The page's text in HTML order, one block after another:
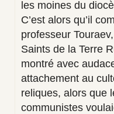
les moines du
C’est alors qu’il
professeur
Saints de la Terre
montré avec
attachement au
reliques, alors que
communistes